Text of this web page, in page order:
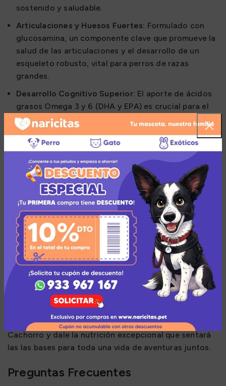
sostenido y saludable.
Articulaciones y Huesos Fuertes: Formulado con
glucosamina, un componente clave que promueve la
salud de las articulaciones y el desarrollo de un
esqueleto robusto, vital para perros de razas
grandes.
Desarrollo Cognitivo Superior: El aporte de ácidos
grasos Omega 3 y 6 (DHA y EPA) es crucial para el
desarrollo del sistema nervioso, la visión y la
capacidad de aprendizaje, facilitando su
adiestramiento.
Máxima Digestibilidad:Gracias a la fibra prebiótica
y al extracto de Yucca Schidigera, se promueve una
flora intestinal sana, se facilita la digestión y se
reduce notablemente el olor de las heces.
Nutrición en la que puedes confiar
Elaborado con ingredientes de la más alta calidad,
Canbo asegura que tu cachorro reciba la
concentración de energía adecuada para su nivel de
actividad, garantizando que crezca a un ritmo
correcto y se convierta en un adulto sano y fuerte.
Invierte en su futuro desde el primer día. Elige Canbo
Cachorro y dale la nutrición excepcional que sentará
las las bases para toda una vida de aventuras juntos.
Preguntas Frecuentes